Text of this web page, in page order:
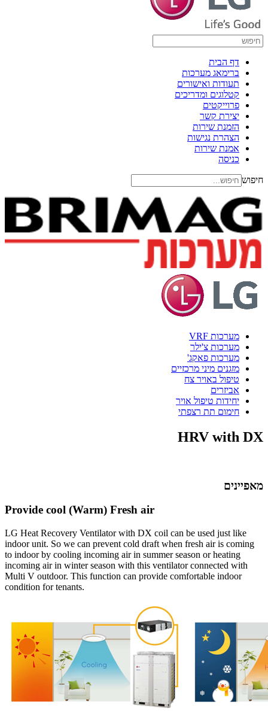
דף הבית
ברימאג מערכות
תעודות ואישורים
קטלוגים ומדריכים
פרוייקטים
יצירת קשר
הזמנת שירות
הצהרת נגישות
אמנת שירות
כניסה
חיפוש
מערכות VRF
מערכות צ'ילר
מערכות פאקג'
מזגנים מיני מרכזיים
טיפול באויר צח
אביזרים
יחידות טיפול אויר
חימום תת רצפתי
HRV with DX
מאפיינים
Provide cool (Warm) Fresh air
LG Heat Recovery Ventilator with DX coil can be used just like
indoor unit. So we can prevent cold draft when fresh air is coming
to indoor by cooling incoming air in summer season or heating
incoming air in winter season with this ventilator connected with
Multi V outdoor. This function can provide comfortable indoor
condition for tenants.